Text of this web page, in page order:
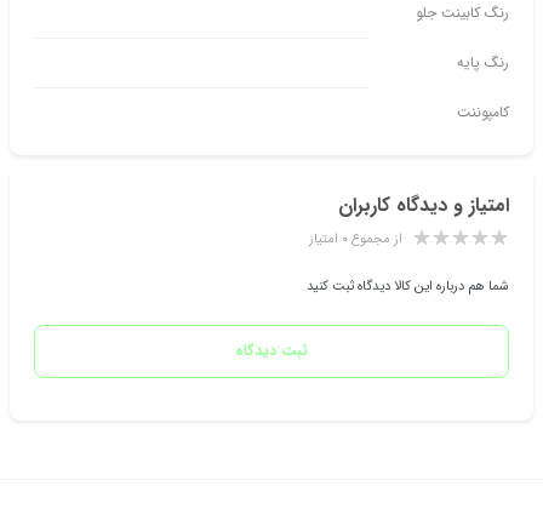
رنگ کابینت جلو
رنگ پایه
کامپوننت
امتیاز و دیدگاه کاربران
از مجموع ۰ امتیاز
شما هم درباره این کالا دیدگاه ثبت کنید
ثبت دیدگاه